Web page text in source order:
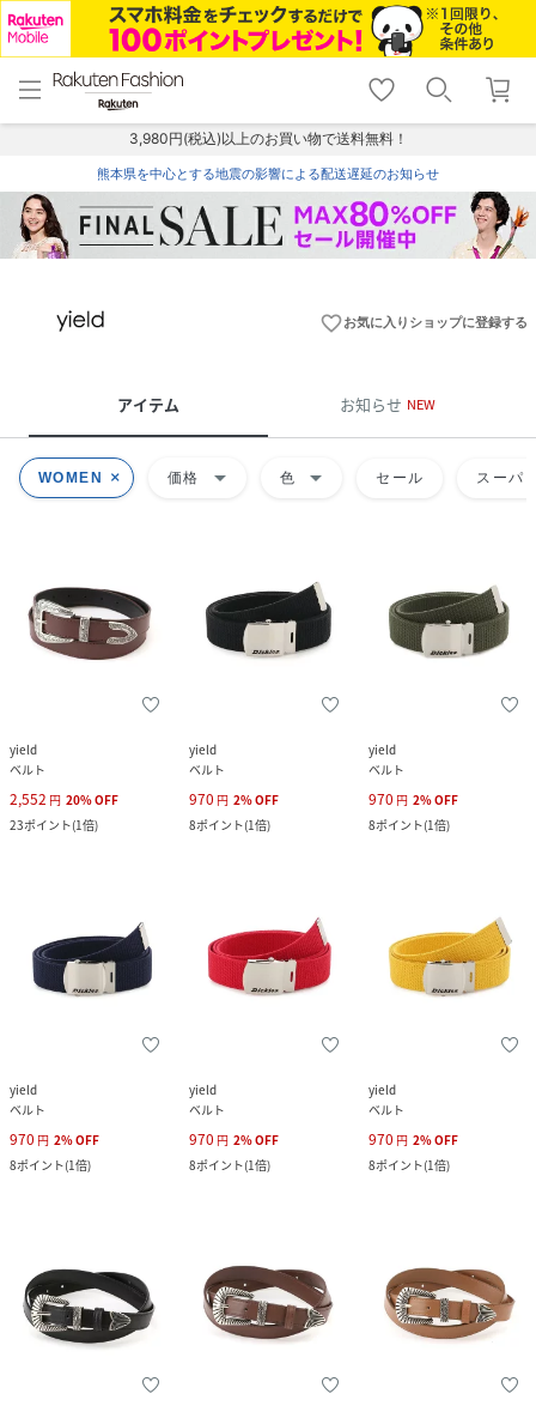
menu home
トップ
shopping_cart lock_outline
ログイン
3,980円(税込)以上のお買い物で送料無料！
熊本県を中心とする地震の影響による配送遅延のお知らせ
favorite_borderお気に入りショップに登録する
アイテム お知らせ NEW
WOMEN 価格 arrow_drop_down 色 arrow_drop_down セール スーパ
yield
ベルト
2,552 円 20%OFF
23ポイント(1倍)
yield
ベルト
970 円 2%OFF
8ポイント(1倍)
yield
ベルト
970 円 2%OFF
8ポイント(1倍)
yield
ベルト
970 円 2%OFF
8ポイント(1倍)
yield
ベルト
970 円 2%OFF
8ポイント(1倍)
yield
ベルト
970 円 2%OFF
8ポイント(1倍)